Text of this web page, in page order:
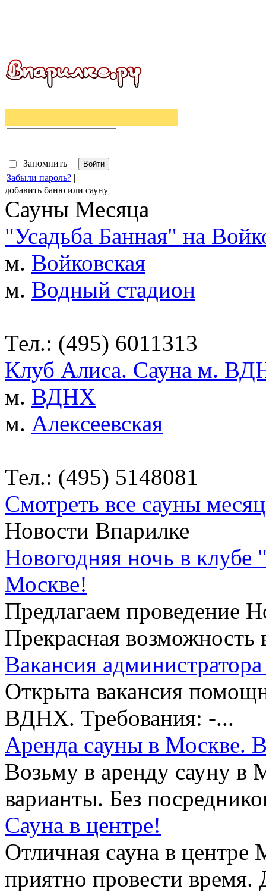
Запомнить
Забыли пароль? |
добавить баню или сауну
Сауны Месяца
"Усадьба Банная" на
м. Войковская
м. Водный стадион
Тел.: (495) 6011313
Клуб Алиса. Сауна м.
м. ВДНХ
м. Алексеевская
Тел.: (495) 5148081
Смотреть все сауны
Новости Впарилке
Новогодняя ночь в
Москве!
Предлагаем проведение
Прекрасная возможность
Вакансия
Открыта вакансия
ВДНХ. Требования: -...
Аренда сауны в Москве.
Возьму в аренду сауну в
варианты. Без
Сауна в центре!
Отличная сауна в центре
приятно провести